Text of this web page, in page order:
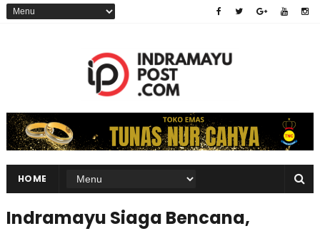
HOME
Indramayu Siaga Bencana,